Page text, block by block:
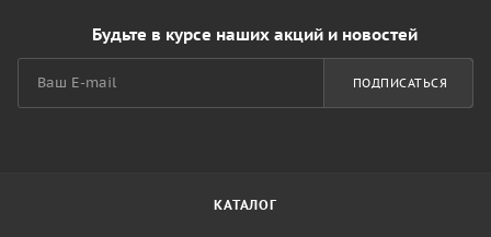
Будьте в курсе наших акций и новостей
ПОДПИСАТЬСЯ
КАТАЛОГ